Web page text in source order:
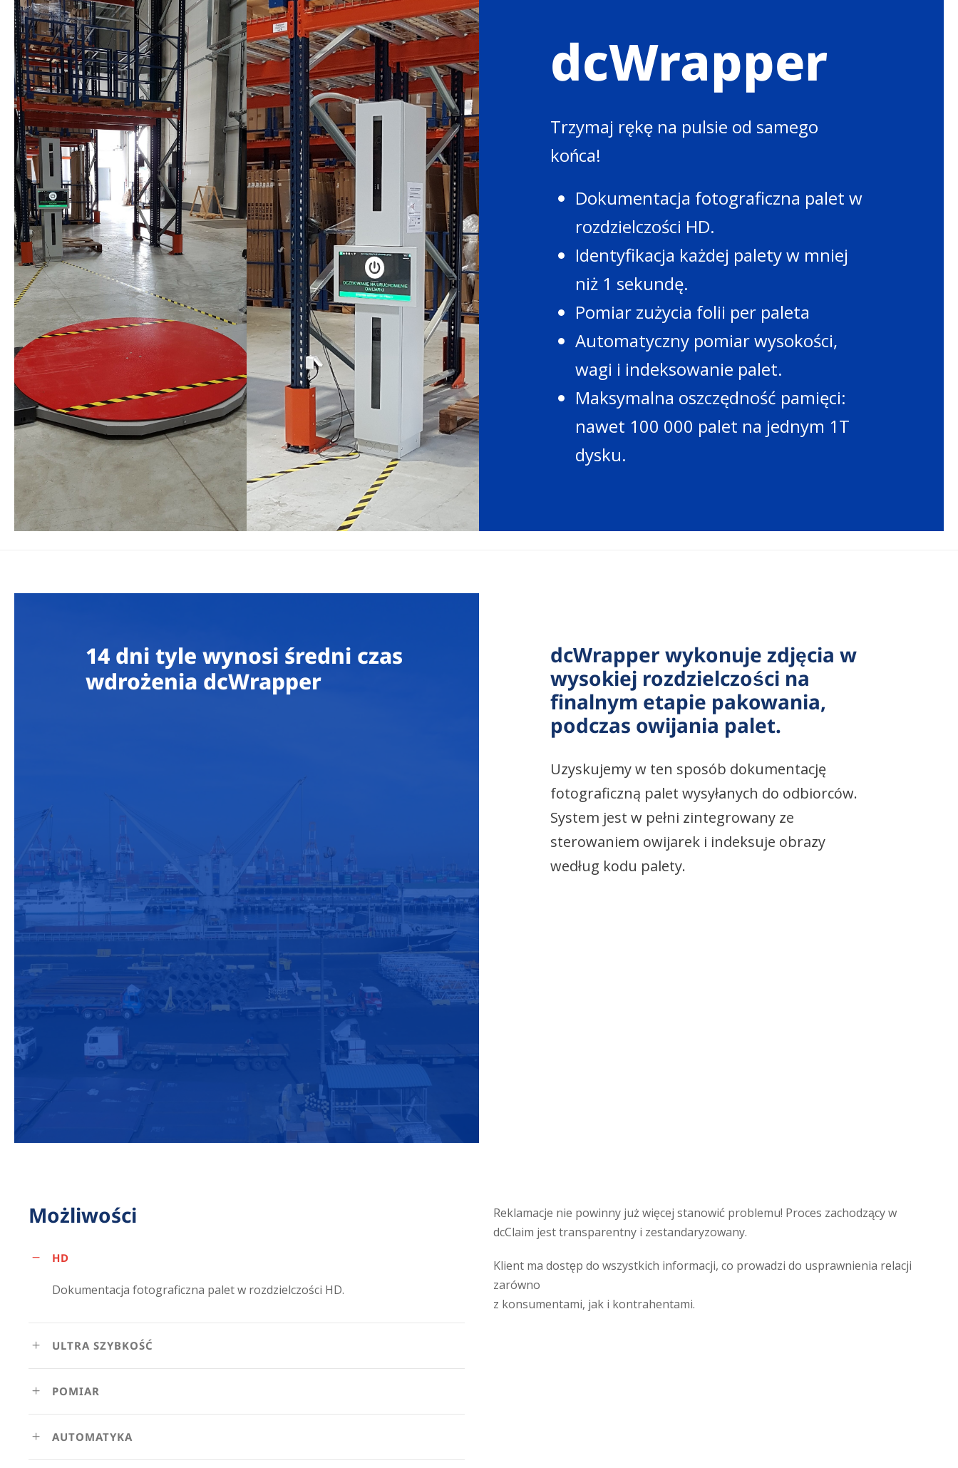
dcWrapper
Trzymaj rękę na pulsie od samego
końca!
Dokumentacja fotograficzna palet w
rozdzielczości HD.
Identyfikacja każdej palety w mniej
niż 1 sekundę.
Pomiar zużycia folii per paleta
Automatyczny pomiar wysokości,
wagi i indeksowanie palet.
Maksymalna oszczędność pamięci:
nawet 100 000 palet na jednym 1T
dysku.
14 dni tyle wynosi średni czas
wdrożenia dcWrapper
dcWrapper wykonuje zdjęcia w
wysokiej rozdzielczości na
finalnym etapie pakowania,
podczas owijania palet.
Uzyskujemy w ten sposób dokumentację
fotograficzną palet wysyłanych do odbiorców.
System jest w pełni zintegrowany ze
sterowaniem owijarek i indeksuje obrazy
według kodu palety.
Możliwości
HD
Dokumentacja fotograficzna palet w rozdzielczości HD.
ULTRA SZYBKOŚĆ
POMIAR
AUTOMATYKA
Reklamacje nie powinny już więcej stanowić problemu! Proces zachodzący w
dcClaim jest transparentny i zestandaryzowany.
Klient ma dostęp do wszystkich informacji, co prowadzi do usprawnienia relacji
zarówno
z konsumentami, jak i kontrahentami.